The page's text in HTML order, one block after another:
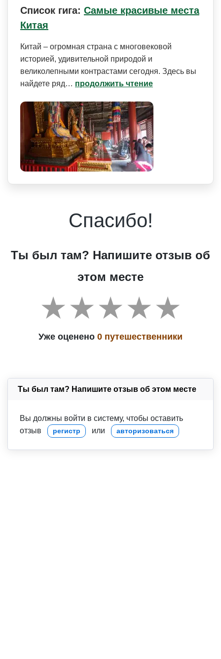
Список гига: Самые красивые места
Китая
Китай – огромная страна с многовековой
историей, удивительной природой и
великолепными контрастами сегодня. Здесь вы
найдете ряд… продолжить чтение
Спасибо!
Ты был там? Напишите отзыв об
этом месте
Уже оценено 0 путешественники
Ты был там? Напишите отзыв об этом месте
Вы должны войти в систему, чтобы оставить
отзыв
регистр или авторизоваться